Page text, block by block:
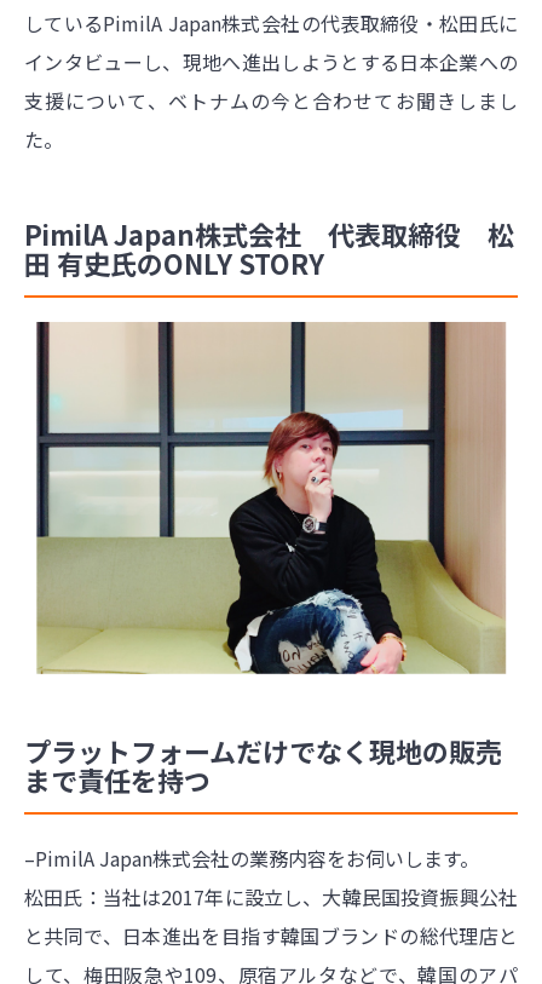
しているPimilA Japan株式会社の代表取締役・松田氏に
インタビューし、現地へ進出しようとする日本企業への
支援について、ベトナムの今と合わせてお聞きしまし
た。
PimilA Japan株式会社 代表取締役 松
田 有史氏のONLY STORY
プラットフォームだけでなく現地の販売
まで責任を持つ
–PimilA Japan株式会社の業務内容をお伺いします。
松田氏：当社は2017年に設立し、大韓民国投資振興公社
と共同で、日本進出を目指す韓国ブランドの総代理店と
して、梅田阪急や109、原宿アルタなどで、韓国のアパ